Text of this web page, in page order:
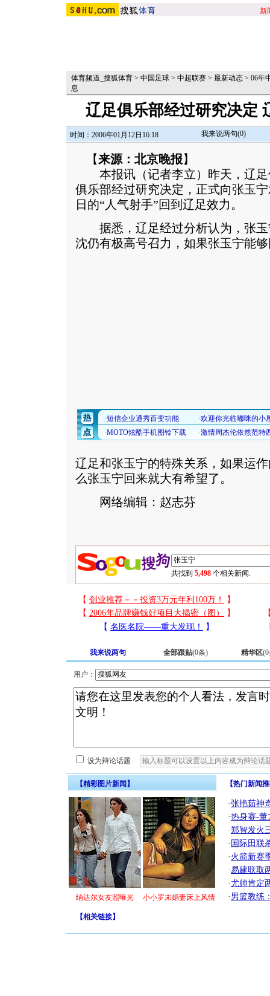
新
体育频道_搜狐体育 > 中国足球 > 中超联赛 > 最新动态 > 06年
息
辽足俱乐部经过研究决定
时间：2006年01月12日16:18 我来说两句(0)
【来源：北京晚报 】
本报讯（记者李立）昨天，辽足
俱乐部经过研究决定，正式向张玉
日的“人气射手”回到辽足效力。
据悉，辽足经过分析认为，张玉
沈仍有极高号召力，如果张玉宁能
辽足和张玉宁的特殊关系，如果运
么张玉宁回来就大有希望了。
网络编辑：赵志芬
共找到 5,498 个相关新闻.
我来说两句 全部跟贴(0条) 精华区(0
用户：
设为辩论话题
【精彩图片新闻】
纳达尔女友照曝光 小小罗未婚妻床上风情
【热门新闻
·张艳茹神
·热身赛-董
·郑智发火
· 国际田联
· 火箭新赛
·易建联取
·尤帅肯定
· 男篮教练
【相关链接】